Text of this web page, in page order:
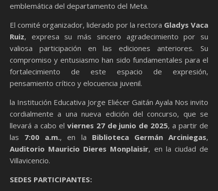
emblemática del departamento del Meta.
El comité organizador, liderado por la rectora Gladys Vaca
Ruiz, expresa su más sincero agradecimiento por su
valiosa participación en las ediciones anteriores. Su
compromiso y entusiasmo han sido fundamentales para el
fortalecimiento de este espacio de expresión,
pensamiento crítico y elocuencia juvenil.
la Institución Educativa Jorge Eliécer Gaitán Ayala Nos invito
cordialmente a una nueva edición del concurso, que se
llevará a cabo el viernes 27 de junio de 2025, a partir de
las 7:00 a.m., en la Biblioteca Germán Arciniegas,
Auditorio Mauricio Dieres Monplaisir, en la ciudad de
Villavicencio.
SEDES PARTICIPANTES: